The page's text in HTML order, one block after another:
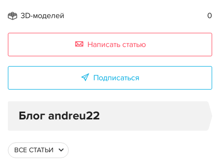
3D-моделей 0
Написать статью
Подписаться
Блог andreu22
ВСЕ СТАТЬИ